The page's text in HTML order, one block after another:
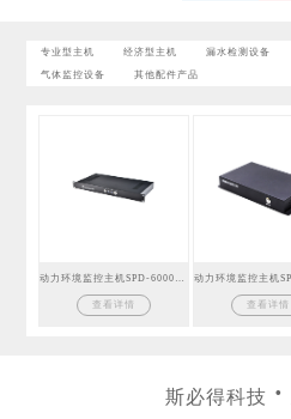
专业型主机 经济型主机 漏水检测设备
气体监控设备 其他配件产品
查看详情 查看详情
斯必得科技